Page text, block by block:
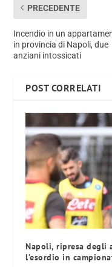
PRECEDENTE
Incendio in un
in provincia di Napoli, due
anziani intossicati
POST CORRELATI
Napoli, ripresa degli
l’esordio in